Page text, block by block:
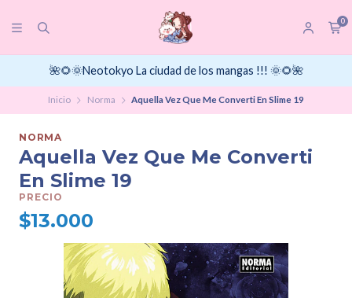
0
🌺🌻🌞Neotokyo La ciudad de los mangas !!! 🌞🌻🌺
Inicio Norma Aquella Vez Que Me Converti En Slime 19
NORMA
Aquella Vez Que Me Converti
En Slime 19
PRECIO
$13.000